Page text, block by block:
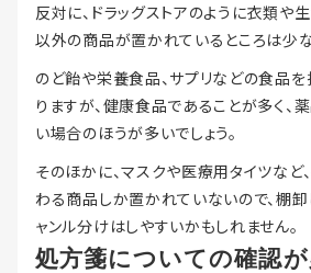
反対に、ドラッグストアのように衣類や
以外の商品が置かれているところは少な
のど飴や栄養食品、サプリなどの食品を
りますが、健康食品であることが多く、
い場合のほうが多いでしょう。
そのほかに、マスクや医療用タイツな
わる商品しか置かれていないので、棚
ャンル分けはしやすいかもしれません。
処方箋についての確認